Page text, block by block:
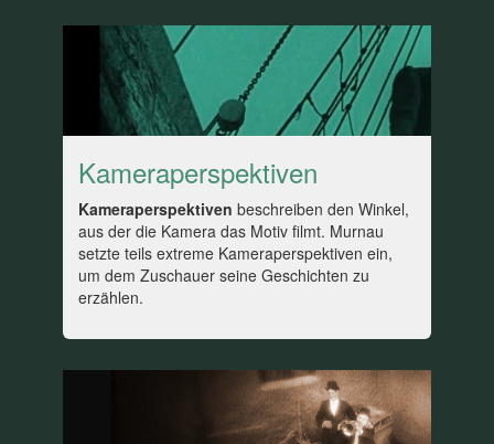
Kameraperspektiven
Kameraperspektiven beschreiben den Winkel,
aus der die Kamera das Motiv filmt. Murnau
setzte teils extreme Kameraperspektiven ein,
um dem Zuschauer seine Geschichten zu
erzählen.